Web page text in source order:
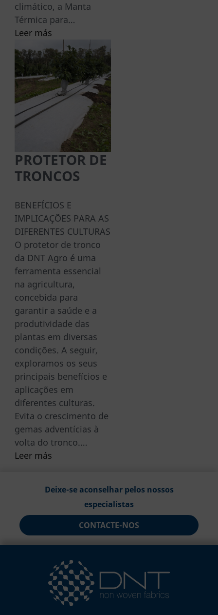
climático, a Manta
Térmica para…
Leer más
PROTETOR DE
TRONCOS
BENEFÍCIOS E
IMPLICAÇÕES PARA AS
DIFERENTES CULTURAS
O protetor de tronco
da DNT Agro é uma
ferramenta essencial
na agricultura,
concebida para
garantir a saúde e a
produtividade das
plantas em diversas
condições. A seguir,
exploramos os seus
principais benefícios e
aplicações em
diferentes culturas.
Evita o crescimento de
gemas adventícias à
volta do tronco.…
Leer más
Deixe-se aconselhar pelos nossos
especialistas
CONTACTE-NOS